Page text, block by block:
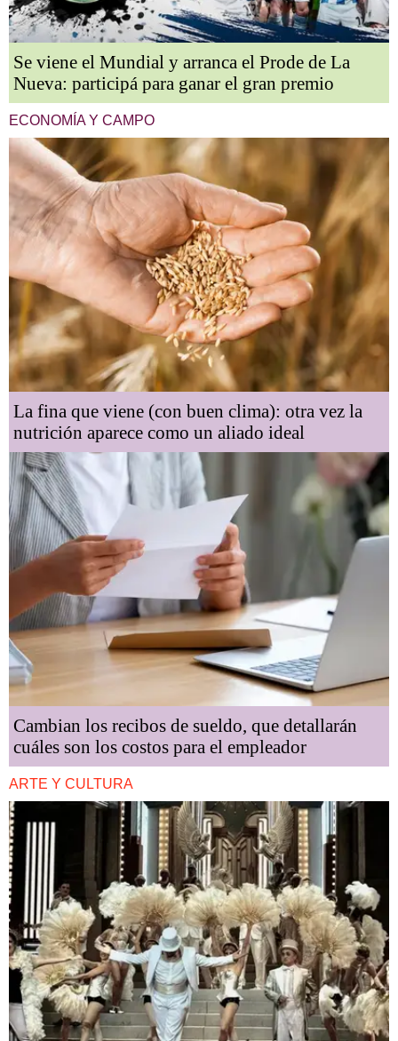
Se viene el Mundial y arranca el Prode de La
Nueva: participá para ganar el gran premio
ECONOMÍA Y CAMPO
La fina que viene (con buen clima): otra vez la
nutrición aparece como un aliado ideal
Cambian los recibos de sueldo, que detallarán
cuáles son los costos para el empleador
ARTE Y CULTURA